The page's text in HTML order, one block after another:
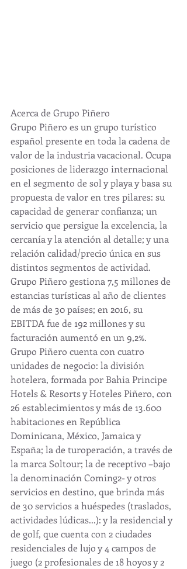
Acerca de Grupo Piñero
Grupo Piñero es un grupo turístico
español presente en toda la cadena de
valor de la industria vacacional. Ocupa
posiciones de liderazgo internacional
en el segmento de sol y playa y basa su
propuesta de valor en tres pilares: su
capacidad de generar confianza; un
servicio que persigue la excelencia, la
cercanía y la atención al detalle; y una
relación calidad/precio única en sus
distintos segmentos de actividad.
Grupo Piñero gestiona 7,5 millones de
estancias turísticas al año de clientes
de más de 30 países; en 2016, su
EBITDA fue de 192 millones y su
facturación aumentó en un 9,2%.
Grupo Piñero cuenta con cuatro
unidades de negocio: la división
hotelera, formada por Bahia Principe
Hotels & Resorts y Hoteles Piñero, con
26 establecimientos y más de 13.600
habitaciones en República
Dominicana, México, Jamaica y
España; la de turoperación, a través de
la marca Soltour; la de receptivo –bajo
la denominación Coming2- y otros
servicios en destino, que brinda más
de 30 servicios a huéspedes (traslados,
actividades lúdicas...): y la residencial y
de golf, que cuenta con 2 ciudades
residenciales de lujo y 4 campos de
juego (2 profesionales de 18 hoyos y 2